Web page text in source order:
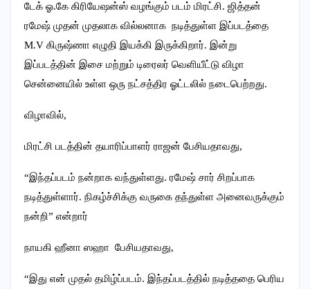
டேக் ஓ.கே கிரியேஷன்ஸ் வழங்கும் படம் மிரட்சி. ஜித்தன்
ரமேஷ் முதன் முதலாக வில்லனாக நடித்துள்ள இப்படத்தை
M.V கிருஷ்ணா எழுதி இயக்கி இருக்கிறார். இன்று
இப்படத்தின் இசை மற்றும் டிரைலர் வெளியீட்டு விழா
சென்னையில் உள்ள ஒரு நட்சத்திர ஓட்டலில் நடைபெற்றது.
விழாவில்,
மிரட்சி படத்தின் தயாரிப்பாளர் ராஜன் பேசியதாவது,
“இந்தப்படம் நன்றாக வந்துள்ளது. ரமேஷ் சார் சிறப்பாக
நடித்துள்ளார். நிகழ்ச்சிக்கு வருகை தந்துள்ள அனைவருக்கும்
நன்றி” என்றார்
நாயகி ஹீனா ஸஹா பேசியதாவது,
“இது என் முதல் தமிழ்ப்படம். இந்தப்படத்தில் நடித்ததை பெரிய